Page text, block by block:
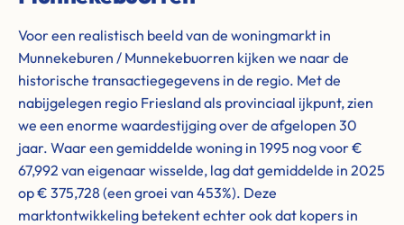
Voor een realistisch beeld van de woningmarkt in
Munnekeburen / Munnekebuorren kijken we naar de
historische transactiegegevens in de regio. Met de
nabijgelegen regio Friesland als provinciaal ijkpunt, zien
we een enorme waardestijging over de afgelopen 30
jaar. Waar een gemiddelde woning in 1995 nog voor €
67,992 van eigenaar wisselde, lag dat gemiddelde in 2025
op € 375,728 (een groei van 453%). Deze
marktontwikkeling betekent echter ook dat kopers in